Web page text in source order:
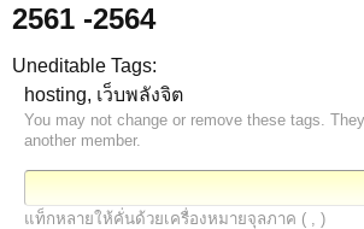
2561 -2564
Uneditable Tags:
hosting, เว็บพลังจิต
You may not change or remove these tags.
another member.
แท็กหลายให้คั่นด้วยเครื่องหมายจุลภาค ( , )